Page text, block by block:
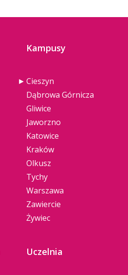
Kampusy
Cieszyn
Dąbrowa Górnicza
Gliwice
Jaworzno
Katowice
Kraków
Olkusz
Tychy
Warszawa
Zawiercie
Żywiec
Uczelnia